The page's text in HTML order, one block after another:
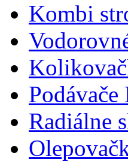
Kombi
Radiálne